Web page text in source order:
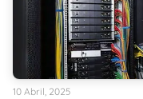
10 Abril, 2025